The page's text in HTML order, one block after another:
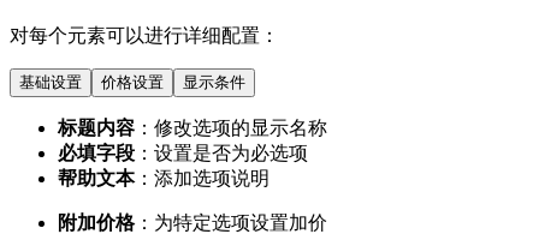
对每个元素可以进行详细配置：
基础设置 价格设置 显示条件
标题内容 ：修改选项的显示名称
必填字段 ：设置是否为必选项
帮助文本：添加选项说明
附加价格：为特定选项设置加价